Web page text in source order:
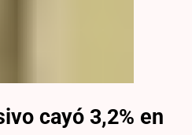
cayó 3,2% en